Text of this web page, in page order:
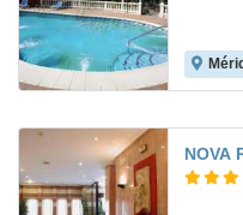
NOVA